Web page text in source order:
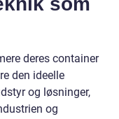
deres container
den ideelle
og løsninger,
og